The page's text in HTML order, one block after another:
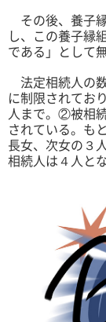
その後、養子
し、この養子縁
である」として
法定相続人の
に制限されてお
人まで。②被相
されている。も
長女、次女の３
相続人は４人と